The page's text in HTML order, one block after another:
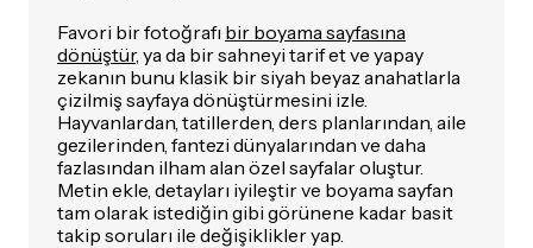
Favori bir fotoğrafı bir boyama sayfasına
dönüştür, ya da bir sahneyi tarif et ve yapay
zekanın bunu klasik bir siyah beyaz anahatlarla
çizilmiş sayfaya dönüştürmesini izle.
Hayvanlardan, tatillerden, ders planlarından, aile
gezilerinden, fantezi dünyalarından ve daha
fazlasından ilham alan özel sayfalar oluştur.
Metin ekle, detayları iyileştir ve boyama sayfan
tam olarak istediğin gibi görünene kadar basit
takip soruları ile değişiklikler yap.